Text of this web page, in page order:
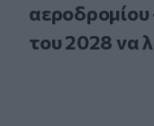
του 2028 να